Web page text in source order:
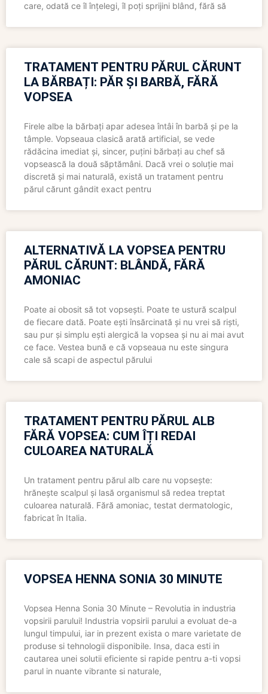
care, odată ce îl înțelegi, îl poți sprijini blând, fără să
TRATAMENT PENTRU PĂRUL CĂRUNT
LA BĂRBAȚI: PĂR ȘI BARBĂ, FĂRĂ
VOPSEA
Firele albe la bărbați apar adesea întâi în barbă și pe la
tâmple. Vopseaua clasică arată artificial, se vede
rădăcina imediat și, sincer, puțini bărbați au chef să
vopsească la două săptămâni. Dacă vrei o soluție mai
discretă și mai naturală, există un tratament pentru
părul cărunt gândit exact pentru
ALTERNATIVĂ LA VOPSEA PENTRU
PĂRUL CĂRUNT: BLÂNDĂ, FĂRĂ
AMONIAC
Poate ai obosit să tot vopsești. Poate te ustură scalpul
de fiecare dată. Poate ești însărcinată și nu vrei să riști,
sau pur și simplu ești alergică la vopsea și nu ai mai avut
ce face. Vestea bună e că vopseaua nu este singura
cale să scapi de aspectul părului
TRATAMENT PENTRU PĂRUL ALB
FĂRĂ VOPSEA: CUM ÎȚI REDAI
CULOAREA NATURALĂ
Un tratament pentru părul alb care nu vopsește:
hrănește scalpul și lasă organismul să redea treptat
culoarea naturală. Fără amoniac, testat dermatologic,
fabricat în Italia.
VOPSEA HENNA SONIA 30 MINUTE
Vopsea Henna Sonia 30 Minute – Revolutia in industria
vopsirii parului! Industria vopsirii parului a evoluat de-a
lungul timpului, iar in prezent exista o mare varietate de
produse si tehnologii disponibile. Insa, daca esti in
cautarea unei solutii eficiente si rapide pentru a-ti vopsi
parul in nuante vibrante si naturale,